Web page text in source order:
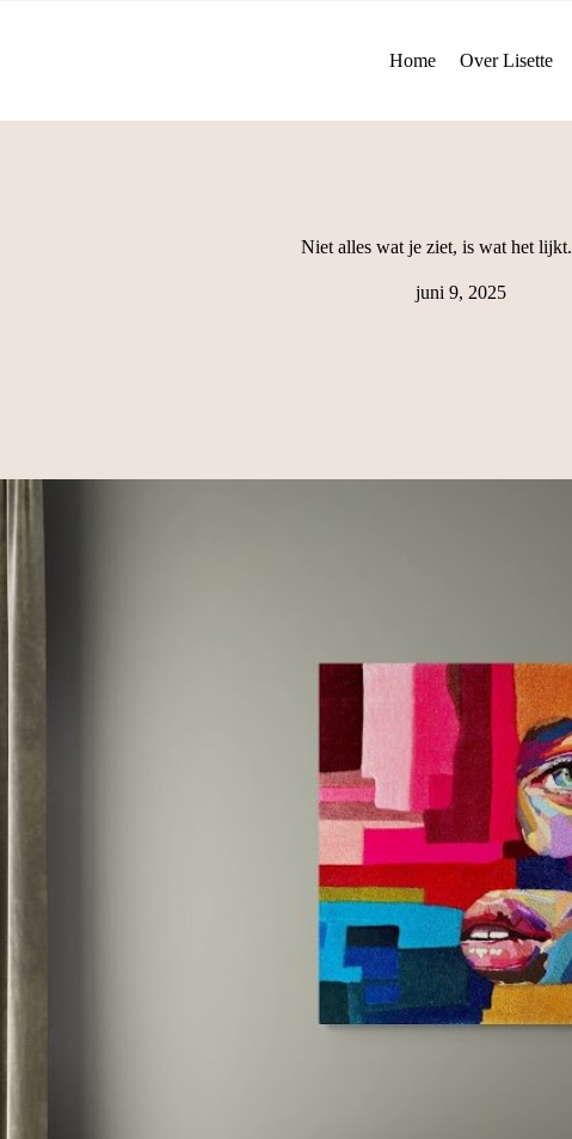
Home Over Lisette
Niet alles wat je ziet, is wat het lijkt.
juni 9, 2025